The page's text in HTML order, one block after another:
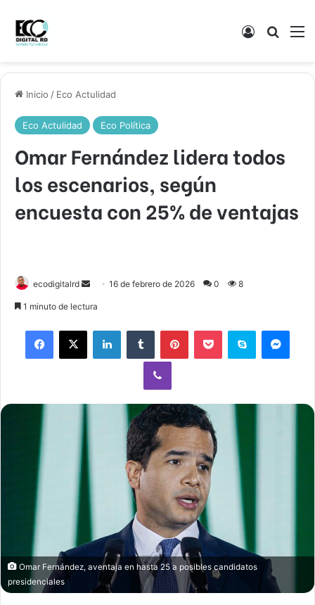
Acceso
Inicio / Eco Actulidad
Eco Actulidad Eco Política
Omar Fernández lidera todos
los escenarios, según
encuesta con 25% de ventajas
ecodigitalrd
Send16 de febrero de 2026 0 8
1 minuto de lectura
Facebook
X LinkedInTumblr PinterestPocket Skype
Viber
Omar Fernández, aventaja en hasta 25 a posibles candidatos
presidenciales